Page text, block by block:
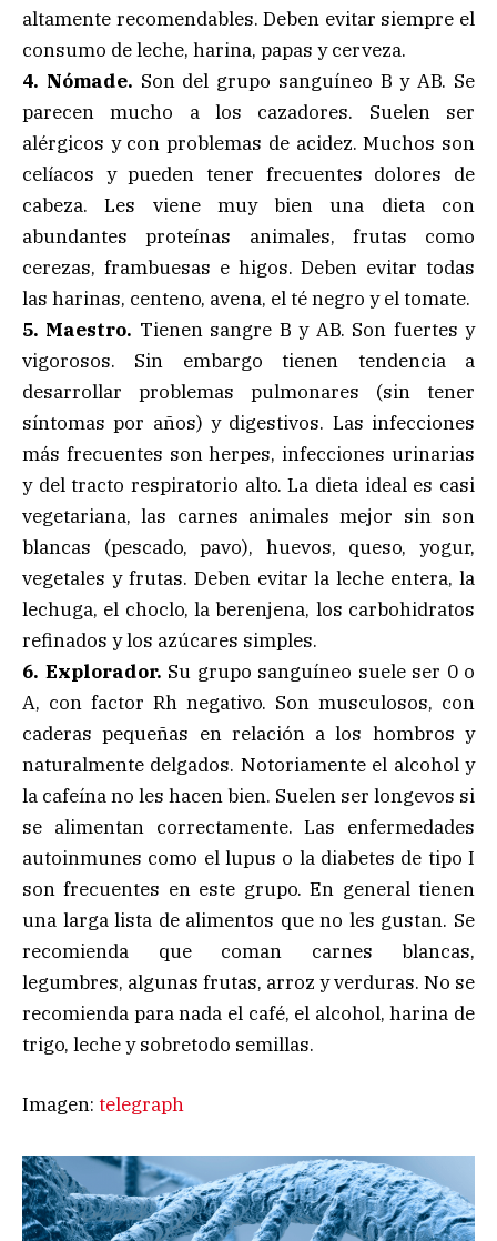
altamente recomendables. Deben evitar siempre el
consumo de leche, harina, papas y cerveza.
4. Nómade. Son del grupo sanguíneo B y AB. Se
parecen mucho a los cazadores. Suelen ser
alérgicos y con problemas de acidez. Muchos son
celíacos y pueden tener frecuentes dolores de
cabeza. Les viene muy bien una dieta con
abundantes proteínas animales, frutas como
cerezas, frambuesas e higos. Deben evitar todas
las harinas, centeno, avena, el té negro y el tomate.
5. Maestro. Tienen sangre B y AB. Son fuertes y
vigorosos. Sin embargo tienen tendencia a
desarrollar problemas pulmonares (sin tener
síntomas por años) y digestivos. Las infecciones
más frecuentes son herpes, infecciones urinarias
y del tracto respiratorio alto. La dieta ideal es casi
vegetariana, las carnes animales mejor sin son
blancas (pescado, pavo), huevos, queso, yogur,
vegetales y frutas. Deben evitar la leche entera, la
lechuga, el choclo, la berenjena, los carbohidratos
refinados y los azúcares simples.
6. Explorador. Su grupo sanguíneo suele ser 0 o
A, con factor Rh negativo. Son musculosos, con
caderas pequeñas en relación a los hombros y
naturalmente delgados. Notoriamente el alcohol y
la cafeína no les hacen bien. Suelen ser longevos si
se alimentan correctamente. Las enfermedades
autoinmunes como el lupus o la diabetes de tipo I
son frecuentes en este grupo. En general tienen
una larga lista de alimentos que no les gustan. Se
recomienda que coman carnes blancas,
legumbres, algunas frutas, arroz y verduras. No se
recomienda para nada el café, el alcohol, harina de
trigo, leche y sobretodo semillas.
Imagen: telegraph